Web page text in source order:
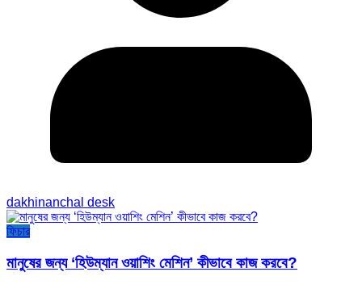
dakhinanchal desk
ফিচার
মানুষের জন্য ‘হিউম্যান ওয়াশিং মেশিন’ কীভাবে কাজ করবে?